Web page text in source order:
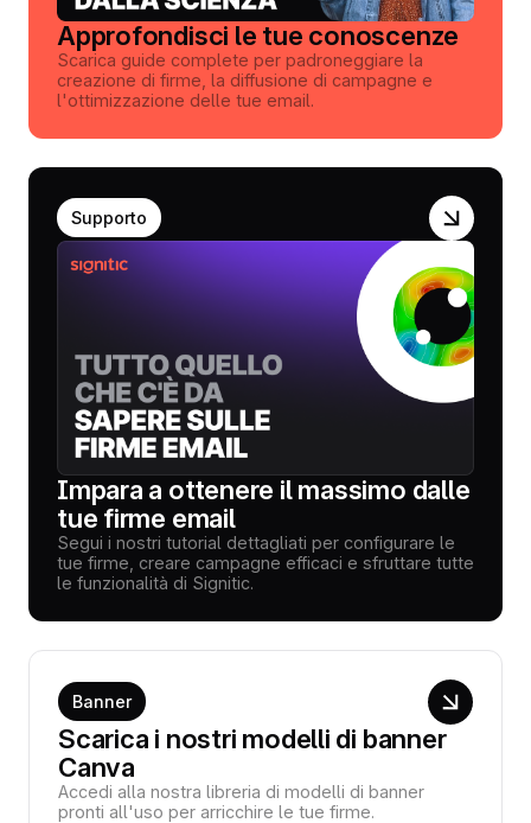
Approfondisci le tue conoscenze
Scarica guide complete per padroneggiare la
creazione di firme, la diffusione di campagne e
l'ottimizzazione delle tue email.
Supporto
Impara a ottenere il massimo dalle
tue firme email
Segui i nostri tutorial dettagliati per configurare le
tue firme, creare campagne efficaci e sfruttare tutte
le funzionalità di Signitic.
Banner
Scarica i nostri modelli di banner
Canva
Accedi alla nostra libreria di modelli di banner
pronti all'uso per arricchire le tue firme.